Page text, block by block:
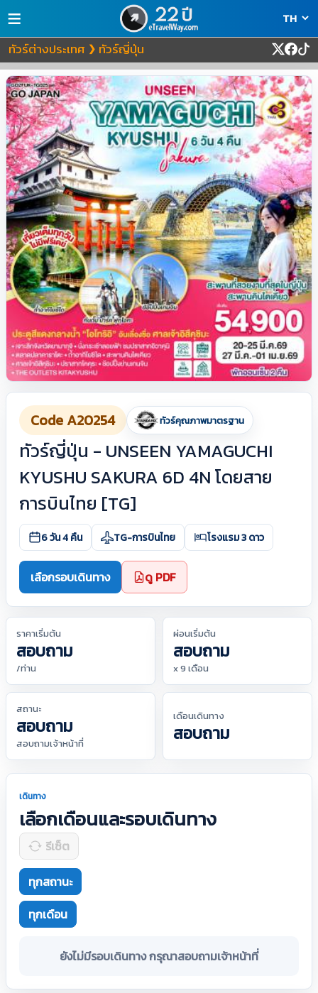
≡
ทัวร์ต่างประเทศ ❯ ทัวร์ญี่ปุ่น
Code A20254 ทัวร์คุณภาพมาตรฐาน
ทัวร์ญี่ปุ่น - UNSEEN YAMAGUCHI
KYUSHU SAKURA 6D 4N โดยสาย
การบินไทย [TG]
6 วัน 4 คืน TG-การบินไทย โรงแรม 3 ดาว
เลือกรอบเดินทาง ดู PDF
ราคาเริ่มต้น
สอบถาม
/ท่าน
ผ่อนเริ่มต้น
สอบถาม
x 9 เดือน
สถานะ
สอบถาม
สอบถามเจ้าหน้าที่
เดือนเดินทาง
สอบถาม
เดินทาง
เลือกเดือนและรอบเดินทาง
รีเซ็ต
ทุกสถานะ
ทุกเดือน
ยังไม่มีรอบเดินทาง กรุณาสอบถามเจ้าหน้าที่